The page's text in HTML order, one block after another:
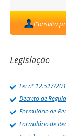
Consulta
Legislação
Lei n° 12.527/
Decreto de
Formulário de
Formulário de